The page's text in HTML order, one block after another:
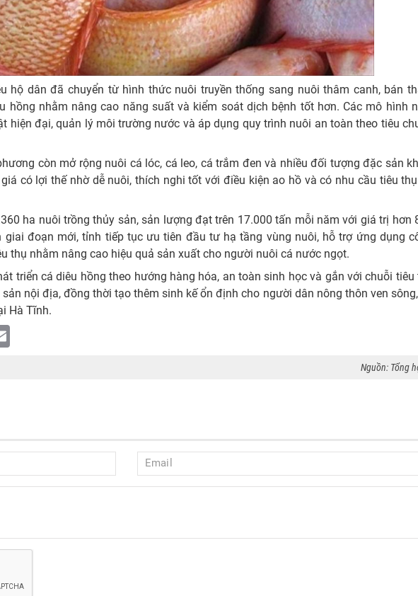
hộ dân đã chuyển từ hình thức nuôi truyền thống sang nuôi thâm canh, bán
hồng nhằm nâng cao năng suất và kiểm soát dịch bệnh tốt hơn. Các mô hình
hiện đại, quản lý môi trường nước và áp dụng quy trình nuôi an toàn theo tiêu
còn mở rộng nuôi cá lóc, cá leo, cá trắm đen và nhiều đối tượng đặc sản
có lợi thế nhờ dễ nuôi, thích nghi tốt với điều kiện ao hồ và có nhu cầu tiêu
ha nuôi trồng thủy sản, sản lượng đạt trên 17.000 tấn mỗi năm với giá trị hơn
giai đoạn mới, tỉnh tiếp tục ưu tiên đầu tư hạ tầng vùng nuôi, hỗ trợ ứng dụng
thụ nhằm nâng cao hiệu quả sản xuất cho người nuôi cá nước ngọt.
triển cá diêu hồng theo hướng hàng hóa, an toàn sinh học và gắn với chuỗi tiêu
nội địa, đồng thời tạo thêm sinh kế ổn định cho người dân nông thôn ven
Hà Tĩnh.
Nguồn: Tổng